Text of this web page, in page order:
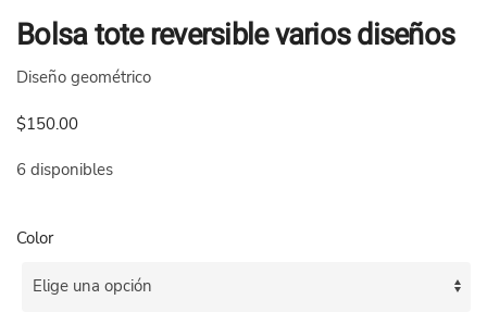
Bolsa tote reversible varios diseños
Diseño geométrico
$150.00
6 disponibles
Color